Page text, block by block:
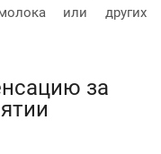
или других
за